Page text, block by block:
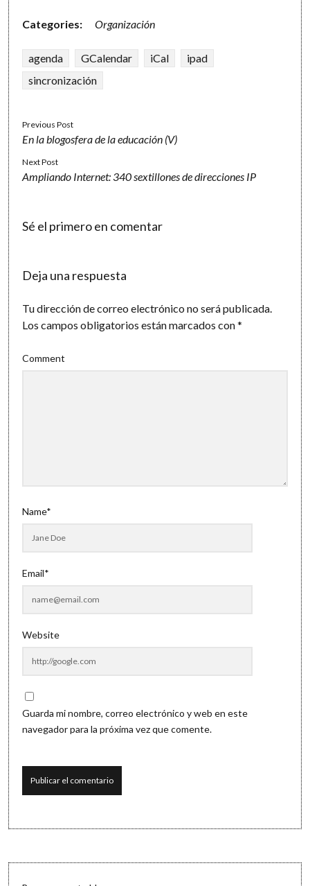
Categories: Organización
agenda GCalendar iCal
ipad
sincronización
Previous Post
En la blogosfera de la educación (V)
Next Post
Ampliando Internet: 340 sextillones de direcciones IP
Sé el primero en comentar
Deja una respuesta
Tu dirección de correo electrónico no será publicada.
Los campos obligatorios están marcados con*
Comment
Name*
Email*
Website
Guarda mi nombre, correo electrónico y web en este
navegador para la próxima vez que comente.
Sidebar